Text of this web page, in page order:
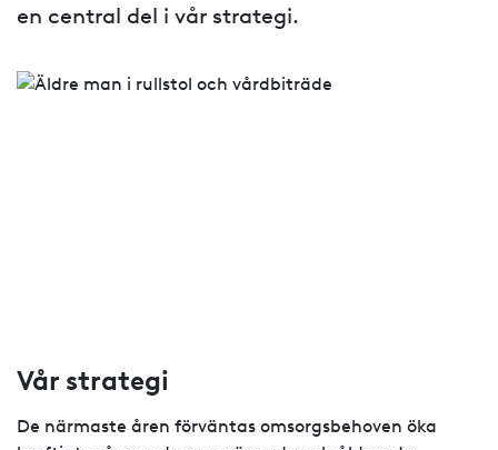
en central del i vår strategi.
Vår strategi
De närmaste åren förväntas omsorgsbehoven öka